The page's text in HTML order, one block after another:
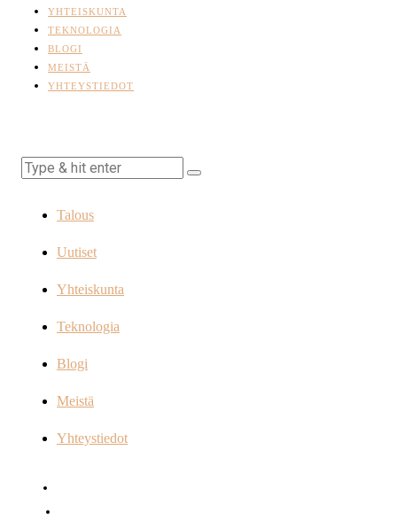
YHTEISKUNTA
TEKNOLOGIA
BLOGI
MEISTÄ
YHTEYSTIEDOT
Talous
Uutiset
Yhteiskunta
Teknologia
Blogi
Meistä
Yhteystiedot